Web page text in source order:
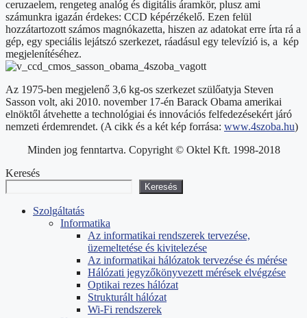
ceruzaelem, rengeteg analóg és digitális áramkör, plusz ami
számunkra igazán érdekes: CCD képérzékelő. Ezen felül
hozzátartozott számos magnókazetta, hiszen az adatokat erre írta rá a
gép, egy speciális lejátszó szerkezet, ráadásul egy televízió is, a kép
megjelenítéséhez.
Az 1975-ben megjelenő 3,6 kg-os szerkezet szülőatyja Steven
Sasson volt, aki 2010. november 17-én Barack Obama amerikai
elnöktől átvehette a technológiai és innovációs felfedezésekért járó
nemzeti érdemrendet. (A cikk és a két kép forrása: www.4szoba.hu)
Minden jog fenntartva. Copyright © Oktel Kft. 1998-2018
Keresés
Keresés
Szolgáltatás
Informatika
Az informatikai rendszerek tervezése,
üzemeltetése és kivitelezése
Az informatikai hálózatok tervezése és mérése
Hálózati jegyzőkönyvezett mérések elvégzése
Optikai rezes hálózat
Strukturált hálózat
Wi-Fi rendszerek